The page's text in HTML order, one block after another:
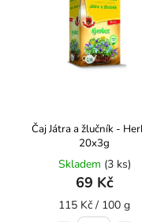
Abecedně
Čaj Játra a žlučník -
20x3g
Skladem (3 ks)
69 Kč
115 Kč / 100 g